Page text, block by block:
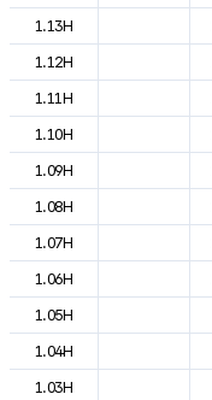
1.13H
1.12H
1.11H
1.10H
1.09H
1.08H
1.07H
1.06H
1.05H
1.04H
1.03H